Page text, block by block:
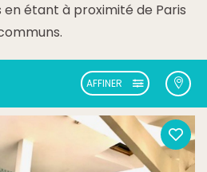
étant à proximité de Paris
AFFINER